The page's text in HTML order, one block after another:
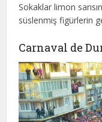
Sokaklar limon
süslenmiş figürlerin
Carnaval de